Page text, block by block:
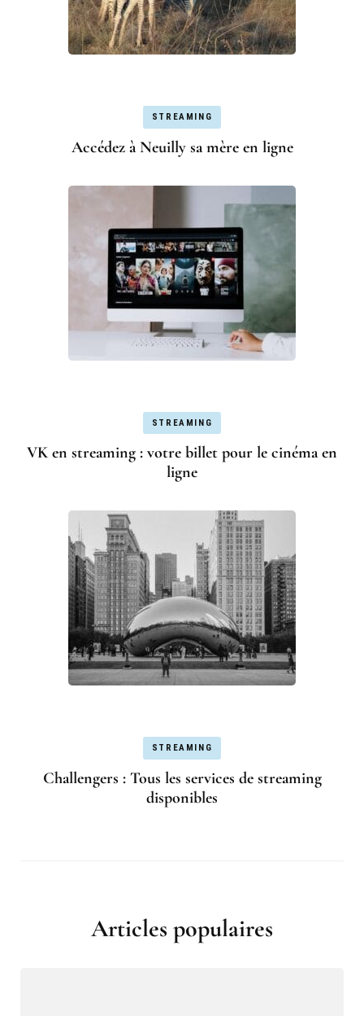
STREAMING
Accédez à Neuilly sa mère en ligne
STREAMING
VK en streaming : votre billet pour le cinéma en
ligne
STREAMING
Challengers : Tous les services de streaming
disponibles
Articles populaires